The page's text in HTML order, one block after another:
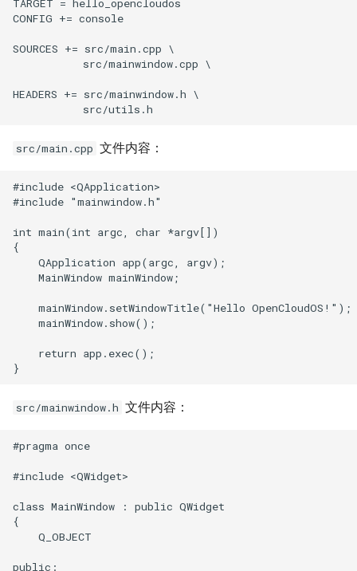
CONFIG += console
SOURCES += src/main.cpp \
           src/mainwindow.cpp \
HEADERS += src/mainwindow.h \
src/main.cpp 文件内容：
#include <QApplication>
#include "mainwindow.h"
int main(int argc, char *argv[])
{
    QApplication app(argc, argv);
    MainWindow mainWindow;
    mainWindow.setWindowTitle("Hello OpenCloudOS!");
    mainWindow.show();
    return app.exec();
src/mainwindow.h 文件内容：
#pragma once
#include <QWidget>
class MainWindow : public QWidget
{
    Q_OBJECT
public: